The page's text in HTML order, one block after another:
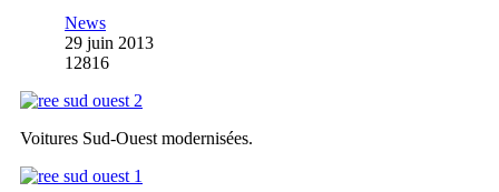
News
29 juin 2013
12816
Voitures Sud-Ouest modernisées.